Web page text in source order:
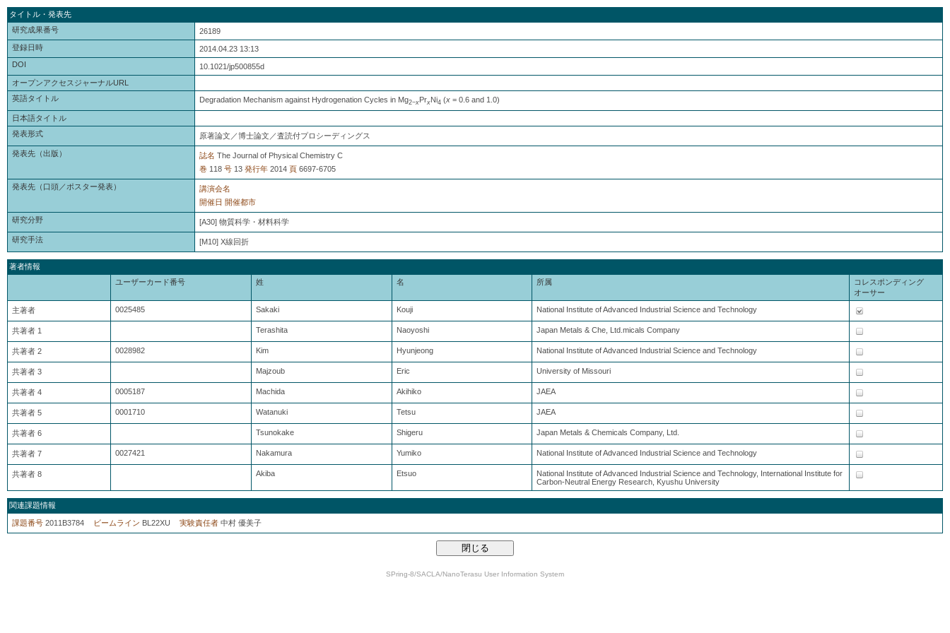
タイトル・発表先
研究成果番号
26189
登録日時
2014.04.23 13:13
DOI
10.1021/jp500855d
オープンアクセスジャーナルURL
英語タイトル
Degradation Mechanism against Hydrogenation Cycles in Mg2−xPrxNi4 (x = 0.6 and 1.0)
日本語タイトル
発表形式
原著論文／博士論文／査読付プロシーディングス
発表先（出版） 誌名 The Journal of Physical Chemistry C
巻 118 号 13 発行年 2014 頁 6697-6705
発表先（口頭／ポスター発表）
講演会名
開催日 開催都市
研究分野 [A30] 物質科学・材料科学
研究手法 [M10] X線回折
著者情報
ユーザーカード番号
姓 名 所属
コレスポンディング
オーサー
主著者 0025485 Sakaki Kouji National Institute of Advanced Industrial Science and Technology
共著者 1 Terashita Naoyoshi Japan Metals & Che, Ltd.micals Company
共著者 2 0028982 Kim Hyunjeong National Institute of Advanced Industrial Science and Technology
共著者 3 Majzoub Eric University of Missouri
共著者 4 0005187 Machida Akihiko JAEA
共著者 5 0001710 Watanuki Tetsu JAEA
共著者 6 Tsunokake Shigeru Japan Metals & Chemicals Company, Ltd.
共著者 7 0027421 Nakamura Yumiko National Institute of Advanced Industrial Science and Technology
共著者 8 Akiba Etsuo
National Institute of Advanced Industrial Science and Technology, International Institute for
Carbon-Neutral Energy Research, Kyushu University
関連課題情報
課題番号 2011B3784 ビームライン BL22XU 実験責任者 中村 優美子
SPring-8/SACLA/NanoTerasu User Information System